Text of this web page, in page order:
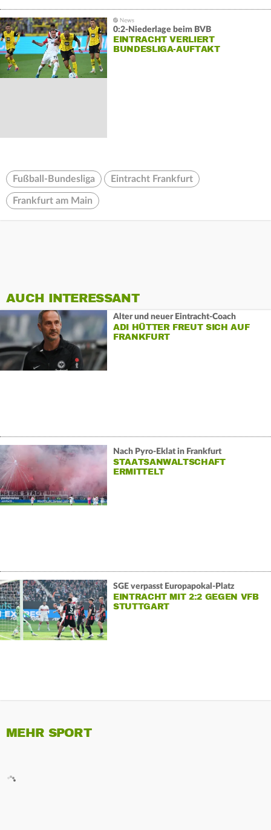
0:2-Niederlage beim BVB
EINTRACHT VERLIERT
BUNDESLIGA-AUFTAKT
Fußball-Bundesliga Eintracht Frankfurt
Frankfurt am Main
AUCH INTERESSANT
Alter und neuer Eintracht-Coach
ADI HÜTTER FREUT SICH AUF
FRANKFURT
Nach Pyro-Eklat in Frankfurt
STAATSANWALTSCHAFT
ERMITTELT
SGE verpasst Europapokal-Platz
EINTRACHT MIT 2:2 GEGEN VFB
STUTTGART
MEHR SPORT